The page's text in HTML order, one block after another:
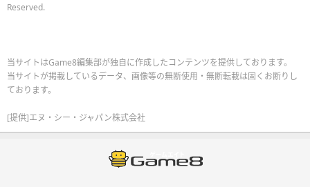
Reserved.
当サイトはGame8編集部が独自に作成したコンテンツを提供しております。
当サイトが掲載しているデータ、画像等の無断使用・無断転載は固くお断りし
ております。
[提供]エヌ・シー・ジャパン株式会社